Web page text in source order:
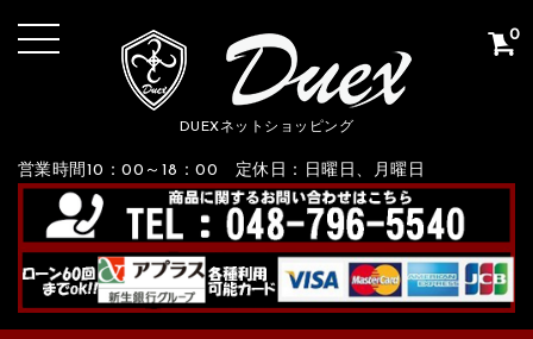
DUEXネットショッピング
営業時間10：00～18：00 定休日：日曜日、月曜日
0